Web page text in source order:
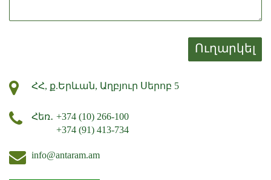
Ուղարկել
ՀՀ, ք.Երևան, Աղբյուր Սերոբ 5
Հեռ․ +374 (10) 266-100
+374 (91) 413-734
info@antaram.am